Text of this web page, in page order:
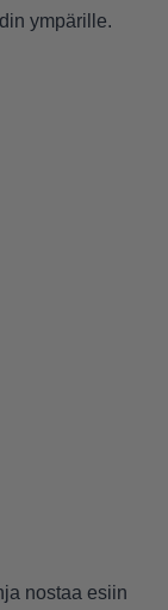
ympärille.
nostaa esiin